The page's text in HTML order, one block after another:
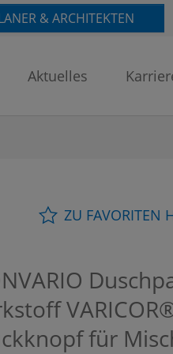
& ARCHITEKTEN
Aktuelles
ZU FAVORITEN
für